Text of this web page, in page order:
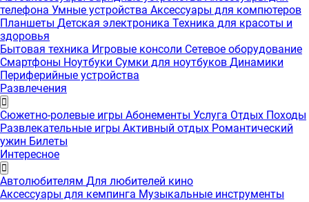
телефона Умные устройства Аксессуары для компютеров
Планшеты Детская электроника Техника для красоты и
здоровья
Бытовая техника Игровые консоли Сетевое оборудование
Смартфоны Ноутбуки Сумки для ноутбуков Динамики
Периферийные устройства
Развлечения
Сюжетно-ролевые игры Абонементы Услуга Отдых Походы
Развлекательные игры Активный отдых Романтический
ужин Билеты
Интересноe
Автолюбителям Для любителей кино
Аксессуары для кемпинга Музыкальные инструменты